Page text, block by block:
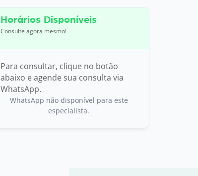
Horários Disponíveis
Consulte agora mesmo!
Para consultar, clique no botão
abaixo e agende sua consulta via
WhatsApp.
WhatsApp não disponível para este
especialista.